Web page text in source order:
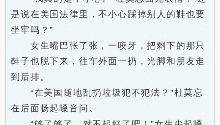
是说在美国法律里，不小心踩掉别人的鞋也要
坐牢吗？”
女生嘴巴张了张，一咬牙，把剩下的那只
鞋子也脱下来，往车外面一扔，光脚和朋友走
到后排。
“在美国随地乱扔垃圾犯不犯法？”杜莫忘
在后面扬起嗓音问。